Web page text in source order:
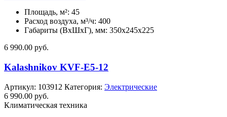
Площадь, м²: 45
Расход воздуха, м³/ч: 400
Габариты (ВхШхГ), мм: 350x245x225
6 990.00 руб.
Kalashnikov KVF-E5-12
Артикул: 103912 Категория: Электрические
6 990.00 руб.
Климатическая техника